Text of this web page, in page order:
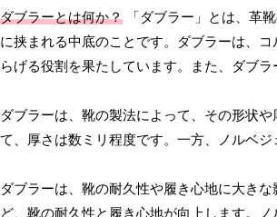
ダブラーとは何か？ 「ダブラー」とは、革
に挟まれる中底のことです。ダブラーは、
らげる役割を果たしています。また、ダブ
ダブラーは、靴の製法によって、その形状
て、厚さは数ミリ程度です。一方、ノルベ
ダブラーは、靴の耐久性や履き心地に大き
ど、靴の耐久性と履き心地が向上します。